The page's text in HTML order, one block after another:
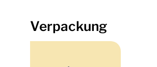
Verpackung